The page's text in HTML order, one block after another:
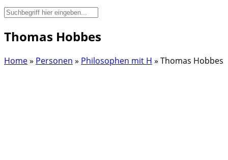
Thomas Hobbes
Home» Personen » Philosophen mit H » Thomas Hobbes